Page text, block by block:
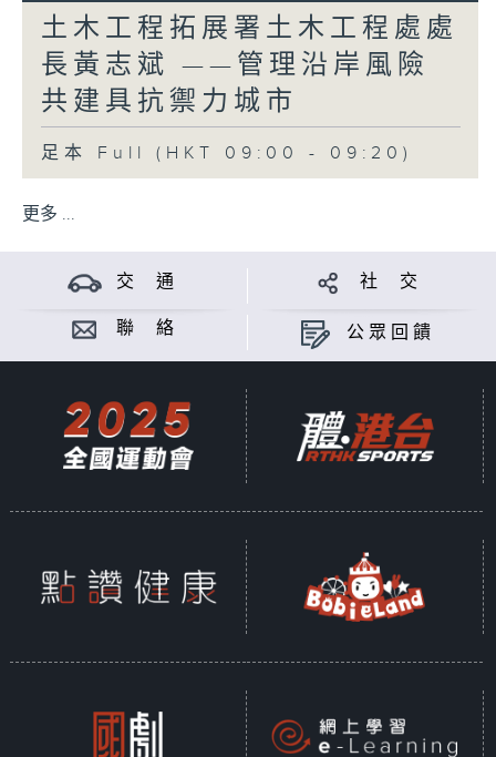
量！
立法會主席
梁君彥
土木工程拓展署土木工程處處
長黃志斌 ——管理沿岸風險
共建具抗禦力城市
足本 Full (HKT 09:00 - 09:20)
更多 ...
交 通 社 交
聯 絡 公眾回饋